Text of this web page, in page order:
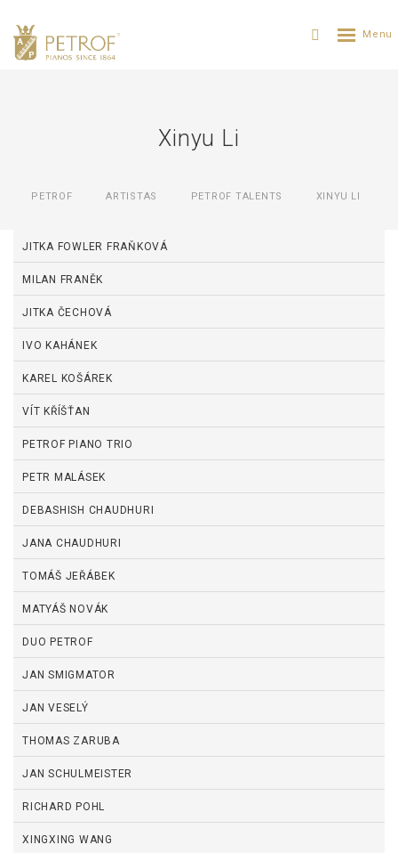
Xinyu Li
PETROF ARTISTAS PETROF TALENTS XINYU LI
JITKA FOWLER FRAŇKOVÁ
MILAN FRANĚK
JITKA ČECHOVÁ
IVO KAHÁNEK
KAREL KOŠÁREK
VÍT KŘÍŠŤAN
PETROF PIANO TRIO
PETR MALÁSEK
DEBASHISH CHAUDHURI
JANA CHAUDHURI
TOMÁŠ JEŘÁBEK
MATYÁŠ NOVÁK
DUO PETROF
JAN SMIGMATOR
JAN VESELÝ
THOMAS ZARUBA
JAN SCHULMEISTER
RICHARD POHL
XINGXING WANG